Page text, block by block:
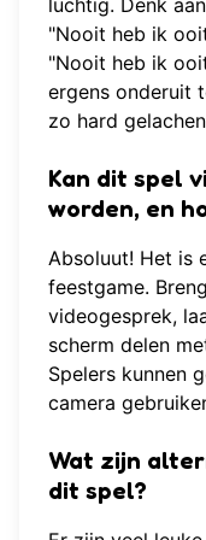
luchtig. Denk
"Nooit heb ik
"Nooit heb ik
ergens onderuit
zo hard
Kan dit spel
worden, en
Absoluut! Het is
feestgame.
videogesprek,
scherm delen
Spelers kunnen
camera
Wat zijn
dit spel?